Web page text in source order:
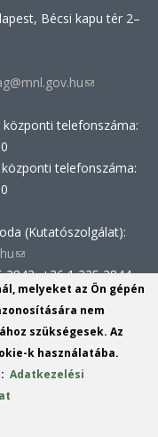
Bécsi kapu tér 2–
(link
e-
központi telefonszáma:
telefonszáma:
(Kutatószolgálat):
(link
sends
e-
mail)
2843, +36 1 225 2844
Budapest, Bécsi kapu
szám:
E/2020/000419
melyeket az Ön gépén
nem
szükségesek. Az
k használatába.
Adatkezelési